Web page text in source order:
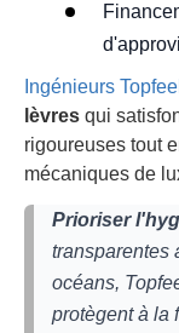
Ingénieurs Topfeel
lèvres qui
rigoureuses tout
mécaniques de
Prioriser
transparentes
océans,
protègent à la